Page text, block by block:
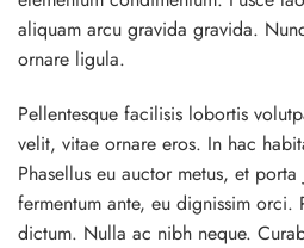
aliquam arcu gravida gravida.
ornare ligula.
Pellentesque facilisis lobortis
velit, vitae ornare eros. In hac
Phasellus eu auctor metus, et
fermentum ante, eu dignissim
dictum. Nulla ac nibh neque.